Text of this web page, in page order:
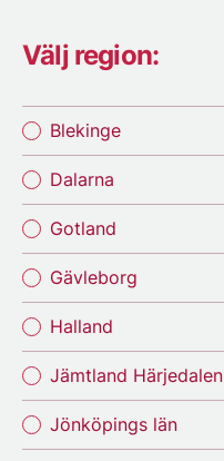
Välj region:
Blekinge
Dalarna
Gotland
Gävleborg
Halland
Jämtland Härjedalen
Jönköpings län